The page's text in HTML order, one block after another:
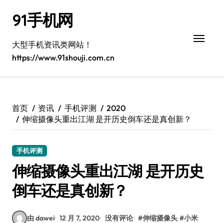
91手机网
大型手机资讯类网站！
https://www.91shouji.com.cn
首页 资讯 手机评测
2020
伸缩摄像头重出江湖 是开历史倒车还是真创新？
手机评测
伸缩摄像头重出江湖 是开历史
倒车还是真创新？
由 dawei 12 月 7, 2020 没有评论 #伸缩摄像头 #小米